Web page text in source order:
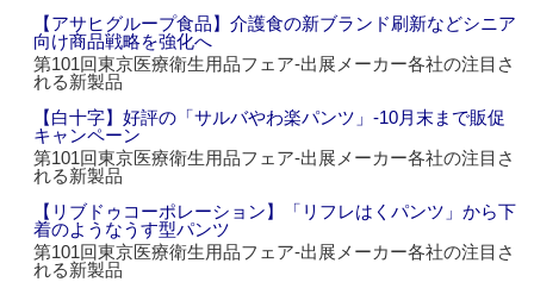
【アサヒグループ食品】介護食の新ブランド刷新などシニア
向け商品戦略を強化へ
第101回東京医療衛生用品フェア‐出展メーカー各社の注目さ
れる新製品
【白十字】好評の「サルバやわ楽パンツ」‐10月末まで販促
キャンペーン
第101回東京医療衛生用品フェア‐出展メーカー各社の注目さ
れる新製品
【リブドゥコーポレーション】「リフレはくパンツ」から下
着のようなうす型パンツ
第101回東京医療衛生用品フェア‐出展メーカー各社の注目さ
れる新製品